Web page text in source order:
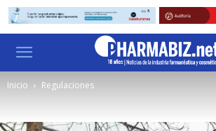
Inicio Regulaciones